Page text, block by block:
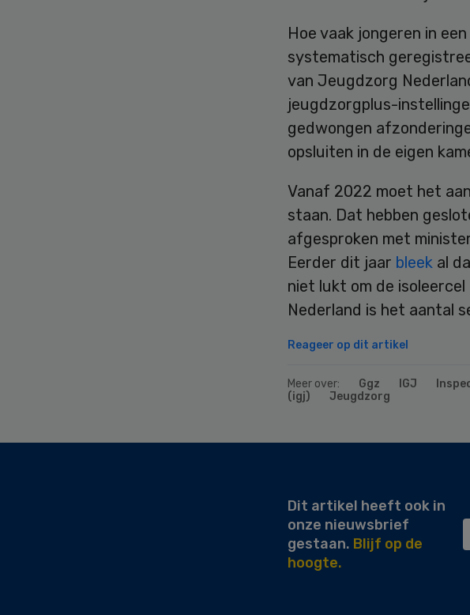
Hoe vaak jongeren in
systematisch
van Jeugdzorg
jeugdzorgplus-
gedwongen
opsluiten in de eigen
Vanaf 2022 moet het
staan. Dat hebben
afgesproken met
Eerder dit jaar bleek al
niet lukt om de isoleercel
Nederland is het aantal
Reageer op dit artikel
Meer over: Ggz IGJ
(igj)
Jeugdzorg
Dit artikel heeft ook in
onze nieuwsbrief
gestaan. Blijf op de
hoogte.